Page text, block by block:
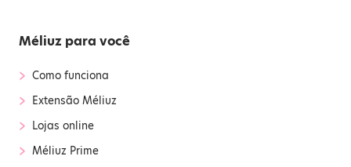
Méliuz para você
› Como funciona
› Extensão Méliuz
› Lojas online
› Méliuz Prime